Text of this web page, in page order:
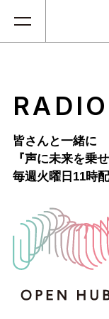
RADIO
皆さんと一緒に
『声に未来を乗
毎週火曜日11時配